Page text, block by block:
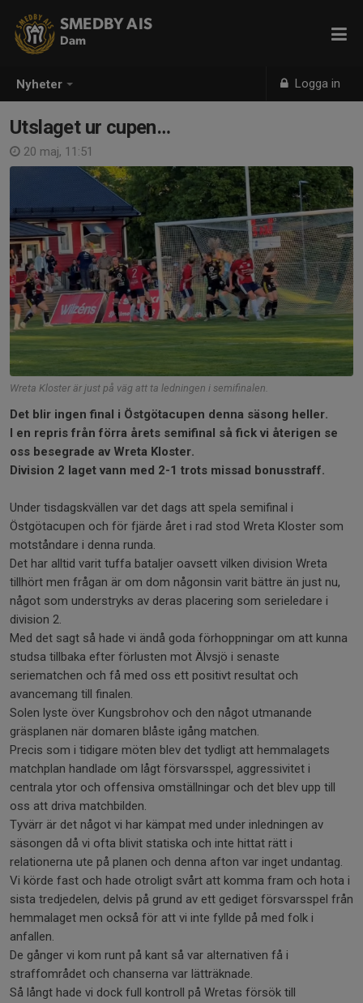
Nyheter Logga in
SMEDBY AIS
Dam
Utslaget ur cupen…
20 maj, 11:51
Wreta Kloster är just på väg att ta ledningen i semifinalen.
Det blir ingen final i Östgötacupen denna säsong heller.
I en repris från förra årets semifinal så fick vi återigen se
oss besegrade av Wreta Kloster.
Division 2 laget vann med 2-1 trots missad bonusstraff.
Under tisdagskvällen var det dags att spela semifinal i
Östgötacupen och för fjärde året i rad stod Wreta Kloster som
motståndare i denna runda.
Det har alltid varit tuffa bataljer oavsett vilken division Wreta
tillhört men frågan är om dom någonsin varit bättre än just nu,
något som understryks av deras placering som serieledare i
division 2.
Med det sagt så hade vi ändå goda förhoppningar om att kunna
studsa tillbaka efter förlusten mot Älvsjö i senaste
seriematchen och få med oss ett positivt resultat och
avancemang till finalen.
Solen lyste över Kungsbrohov och den något utmanande
gräsplanen när domaren blåste igång matchen.
Precis som i tidigare möten blev det tydligt att hemmalagets
matchplan handlade om lågt försvarsspel, aggressivitet i
centrala ytor och offensiva omställningar och det blev upp till
oss att driva matchbilden.
Tyvärr är det något vi har kämpat med under inledningen av
säsongen då vi ofta blivit statiska och inte hittat rätt i
relationerna ute på planen och denna afton var inget undantag.
Vi körde fast och hade otroligt svårt att komma fram och hota i
sista tredjedelen, delvis på grund av ett gediget försvarsspel från
hemmalaget men också för att vi inte fyllde på med folk i
anfallen.
De gånger vi kom runt på kant så var alternativen få i
straffområdet och chanserna var lätträknade.
Så långt hade vi dock full kontroll på Wretas försök till